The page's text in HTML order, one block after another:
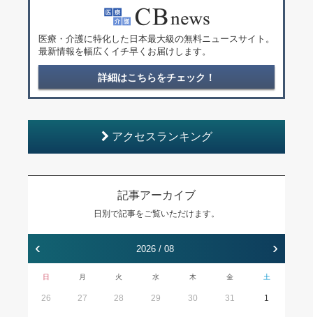
医療・介護に特化した日本最大級の無料ニュースサイト。
最新情報を幅広くイチ早くお届けします。
詳細はこちらをチェック！
アクセスランキング
記事アーカイブ
日別で記事をご覧いただけます。
‹ 2026 / 08 ›
日 月 火 水 木 金 土
26 27 28 29 30 31 1